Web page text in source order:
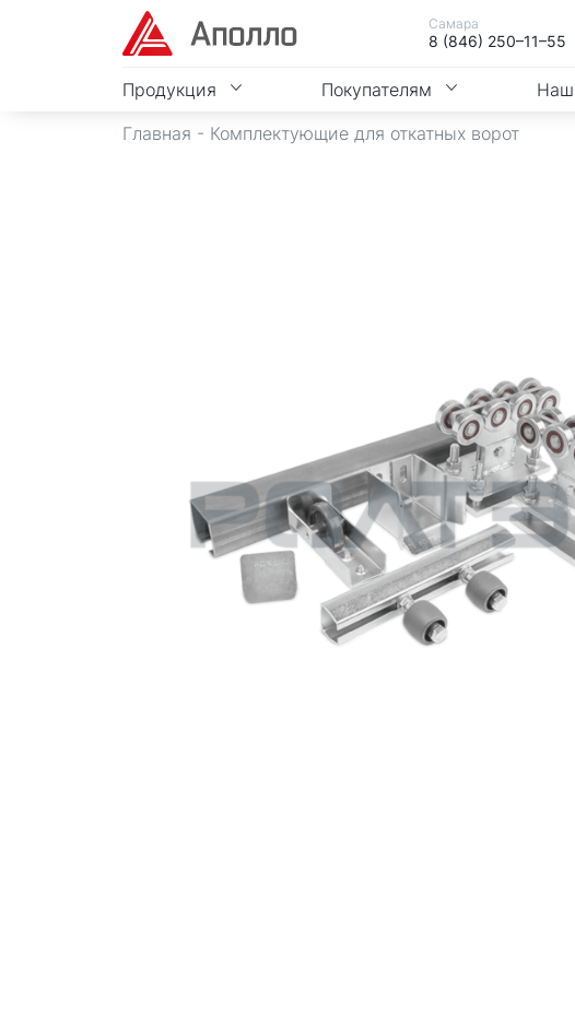
Самара
8 (846) 250–11–55
Продукция Покупателям
Главная - Комплектующие для откатных ворот